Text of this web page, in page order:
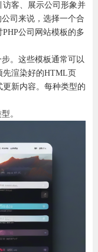
客、展示公司形象并
司来说，选择一个合
公司网站模板的多
。这些模板通常可以
先渲染好的HTML页
新内容。每种类型的
。